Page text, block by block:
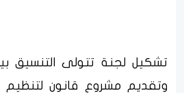
تشكيل لجنة تتولى التنسيق
وتقديم مشروع قانون لتنظيم